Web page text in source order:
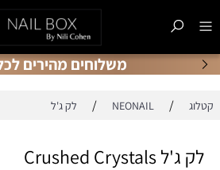
משלוחים מהירים
קטלוג /
NEONAIL
/ לק ג'ל
לק ג'ל Crushed Crystals